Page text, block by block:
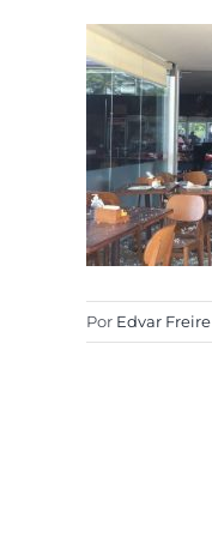
Por Edvar Freire